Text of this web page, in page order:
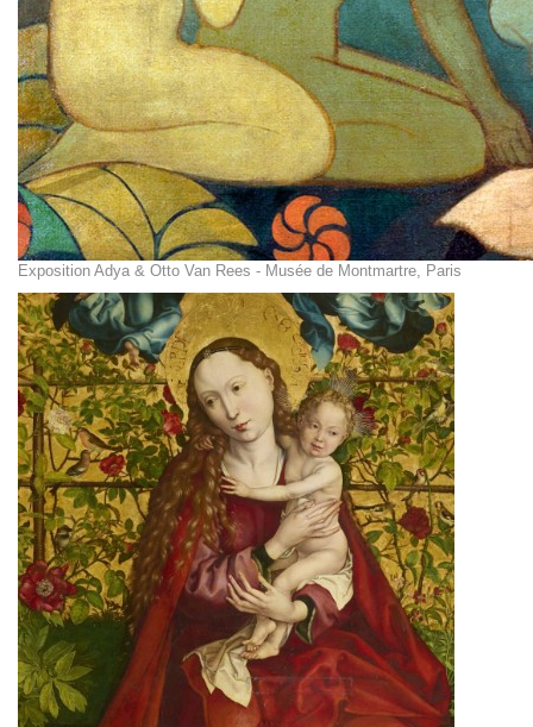
Exposition Adya & Otto Van Rees - Musée de Montmartre, Paris